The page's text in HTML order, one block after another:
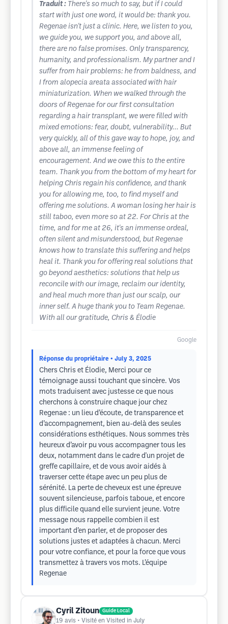
Traduit : There's so much to say, but if I could
start with just one word, it would be: thank you.
Regenae isn't just a clinic. Here, we listen to you,
we guide you, we support you, and above all,
there are no false promises. Only transparency,
humanity, and professionalism. My partner and I
suffer from hair problems: he from baldness, and
I from alopecia areata associated with hair
miniaturization. When we walked through the
doors of Regenae for our first consultation
regarding a hair transplant, we were filled with
mixed emotions: fear, doubt, vulnerability... But
very quickly, all of this gave way to hope, joy, and
above all, an immense feeling of
encouragement. And we owe this to the entire
team. Thank you from the bottom of my heart for
helping Chris regain his confidence, and thank
you for allowing me, too, to find myself and
offering me solutions. A woman losing her hair is
still taboo, even more so at 22. For Chris at the
time, and for me at 26, it's an immense ordeal,
often silent and misunderstood, but Regenae
knows how to translate this suffering and helps
heal it. Thank you for offering real solutions that
go beyond aesthetics: solutions that help us
reconcile with our image, reclaim our identity,
and heal much more than just our scalp, our
inner self. A huge thank you to Team Regenae.
With all our gratitude, Chris & Élodie
Google
Réponse du propriétaire • July 3, 2025
Chers Chris et Élodie, Merci pour ce
témoignage aussi touchant que sincère. Vos
mots traduisent avec justesse ce que nous
cherchons à construire chaque jour chez
Regenae : un lieu d’écoute, de transparence et
d’accompagnement, bien au-delà des seules
considérations esthétiques. Nous sommes très
heureux d’avoir pu vous accompagner tous les
deux, notamment dans le cadre d'un projet de
greffe capillaire, et de vous avoir aidés à
traverser cette étape avec un peu plus de
sérénité. La perte de cheveux est une épreuve
souvent silencieuse, parfois taboue, et encore
plus difficile quand elle survient jeune. Votre
message nous rappelle combien il est
important d’en parler, et de proposer des
solutions justes et adaptées à chacun. Merci
pour votre confiance, et pour la force que vous
transmettez à travers vos mots. L’équipe
Regenae
Cyril Zitoun Guide Local
19 avis • Visité en Visited in July